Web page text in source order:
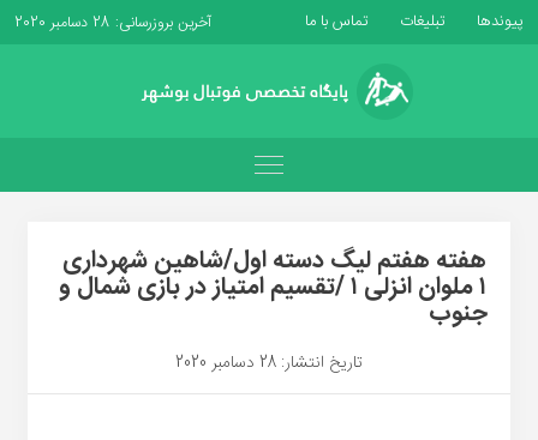
پیوندها تبلیغات تماس با ما آخرین بروزرسانی: 28 دسامبر 2020
هفته هفتم لیگ دسته اول/شاهین شهرداری
۱ ملوان انزلی ۱ /تقسیم امتیاز در بازی شمال و
جنوب
تاریخ انتشار: 28 دسامبر 2020